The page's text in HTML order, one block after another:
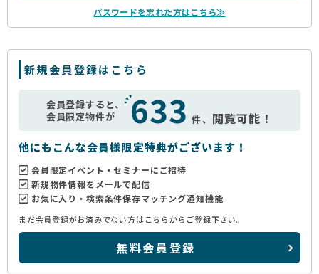
パスワードを忘れた方はこちら≫
新規会員登録はこちら
会員登録すると、
会員限定物件が
633 件、 閲覧可能！
他にもこんな会員様限定特典がございます！
会員限定イベント・セミナーにご招待
新規物件情報をメールで配信
お気に入り・検索条件保存マッチング通知機能
まだ会員登録がお済みでない方はこちらからご登録下さい。
無料会員登録